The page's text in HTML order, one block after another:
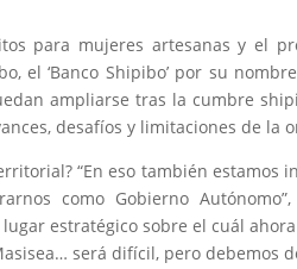
para mujeres artesanas y el
el ‘Banco Shipibo’ por su
ampliarse tras la cumbre
desafíos y limitaciones de la
“En eso también
como Gobierno
estratégico sobre el cuál
será difícil, pero debemos